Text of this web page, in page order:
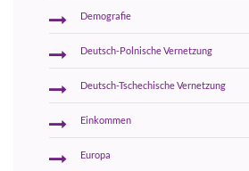
Demografie
Deutsch-Polnische Vernetzung
Deutsch-Tschechische Vernetzung
Einkommen
Europa